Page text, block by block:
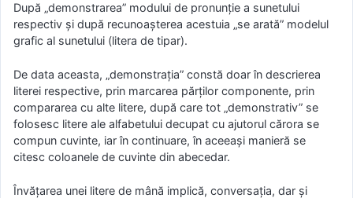
După „demonstrarea” modului de pronunţie a sunetului
respectiv şi după recunoaşterea acestuia „se arată” modelul
grafic al sunetului (litera de tipar).
De data aceasta, „demonstraţia” constă doar în descrierea
literei respective, prin marcarea părţilor componente, prin
compararea cu alte litere, după care tot „demonstrativ” se
folosesc litere ale alfabetului decupat cu ajutorul cărora se
compun cuvinte, iar în continuare, în aceeaşi manieră se
citesc coloanele de cuvinte din abecedar.
Învăţarea unei litere de mână implică, conversaţia, dar şi